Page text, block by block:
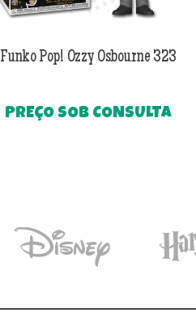
Funko Pop! Ozzy Osbourne 323
PREÇO SOB CONSULTA